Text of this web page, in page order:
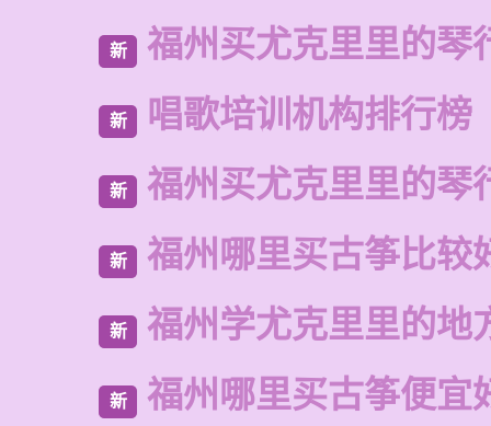
新 福州买尤克里里的琴
新 唱歌培训机构排行榜
新 福州买尤克里里的琴
新 福州哪里买古筝比较
新 福州学尤克里里的地
新 福州哪里买古筝便宜